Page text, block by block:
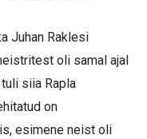
Juhan Raklesi
oli samal ajal
siia Rapla
on
esimene neist oli